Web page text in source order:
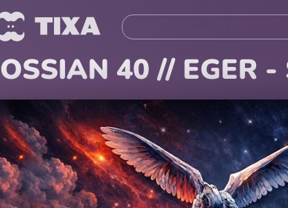
OSSIAN 40 // EGER -